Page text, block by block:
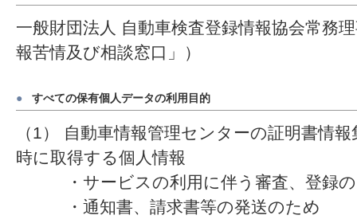
一般財団法人 自動車検査登録情報協会常務
報苦情及び相談窓口」）
● すべての保有個人データの利用目的
（1） 自動車情報管理センターの証明書情
時に取得する個人情報
・サービスの利用に伴う審査、登録の
・通知書、請求書等の発送のため